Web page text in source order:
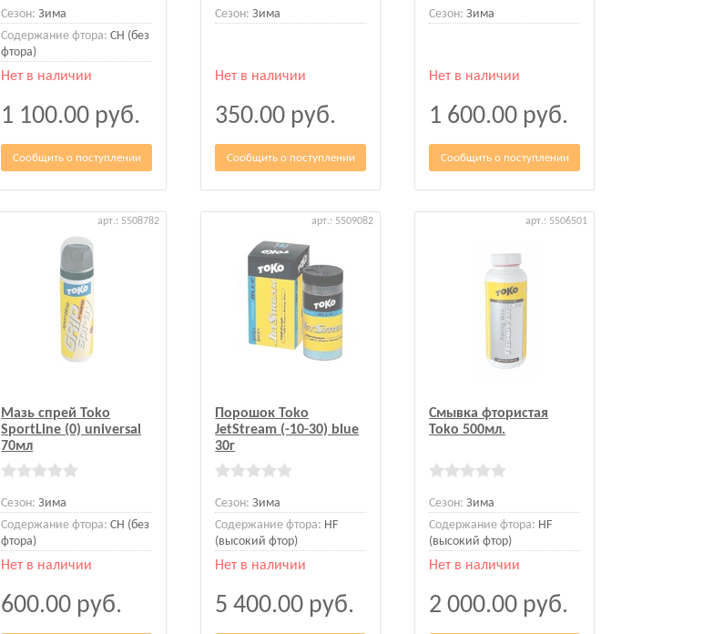
Сезон: Зима
Содержание фтора: CH (без
фтора)
Нет в наличии
1 100.00 руб.
Сообщить о поступлении
Сезон: Зима
Нет в наличии
350.00 руб.
Сообщить о поступлении
Сезон: Зима
Нет в наличии
1 600.00 руб.
Сообщить о поступлении
арт.: 5508782
Мазь спрей Toko
SportLine (0) universal
70мл
Сезон: Зима
Содержание фтора: CH (без
фтора)
Нет в наличии
600.00 руб.
арт.: 5509082
Порошок Toko
JetStream (-10-30) blue
30г
Сезон: Зима
Содержание фтора: HF
(высокий фтор)
Нет в наличии
5 400.00 руб.
арт.: 5506501
Смывка фтористая
Toko 500мл.
Сезон: Зима
Содержание фтора: HF
(высокий фтор)
Нет в наличии
2 000.00 руб.